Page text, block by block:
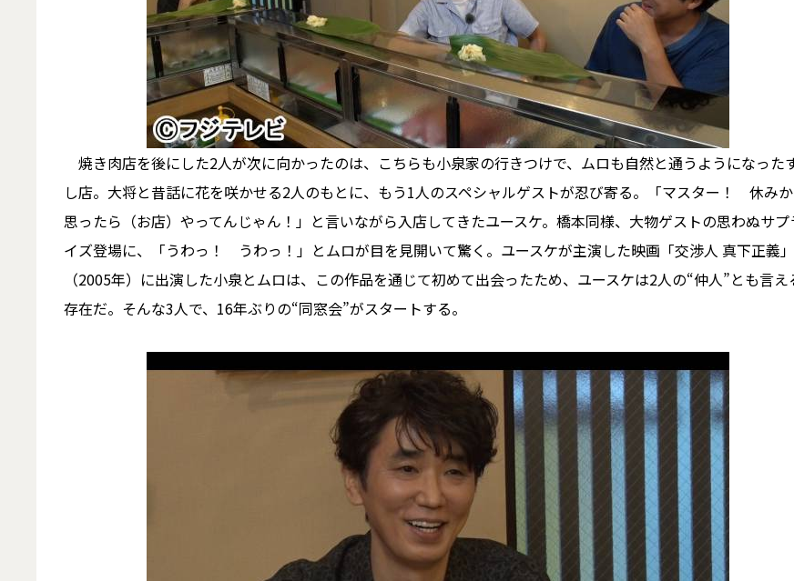
焼き肉店を後にした2人が次に向かったのは、こちらも小泉家の行きつけで、ムロも自然と通うようになった
し店。大将と昔話に花を咲かせる2人のもとに、もう1人のスペシャルゲストが忍び寄る。「マスター！ 休み
思ったら（お店）やってんじゃん！」と言いながら入店してきたユースケ。橋本同様、大物ゲストの思わぬサプ
イズ登場に、「うわっ！ うわっ！」とムロが目を見開いて驚く。ユースケが主演した映画「交渉人 真下正義」
（2005年）に出演した小泉とムロは、この作品を通じて初めて出会ったため、ユースケは2人の“仲人”とも言え
存在だ。そんな3人で、16年ぶりの“同窓会”がスタートする。